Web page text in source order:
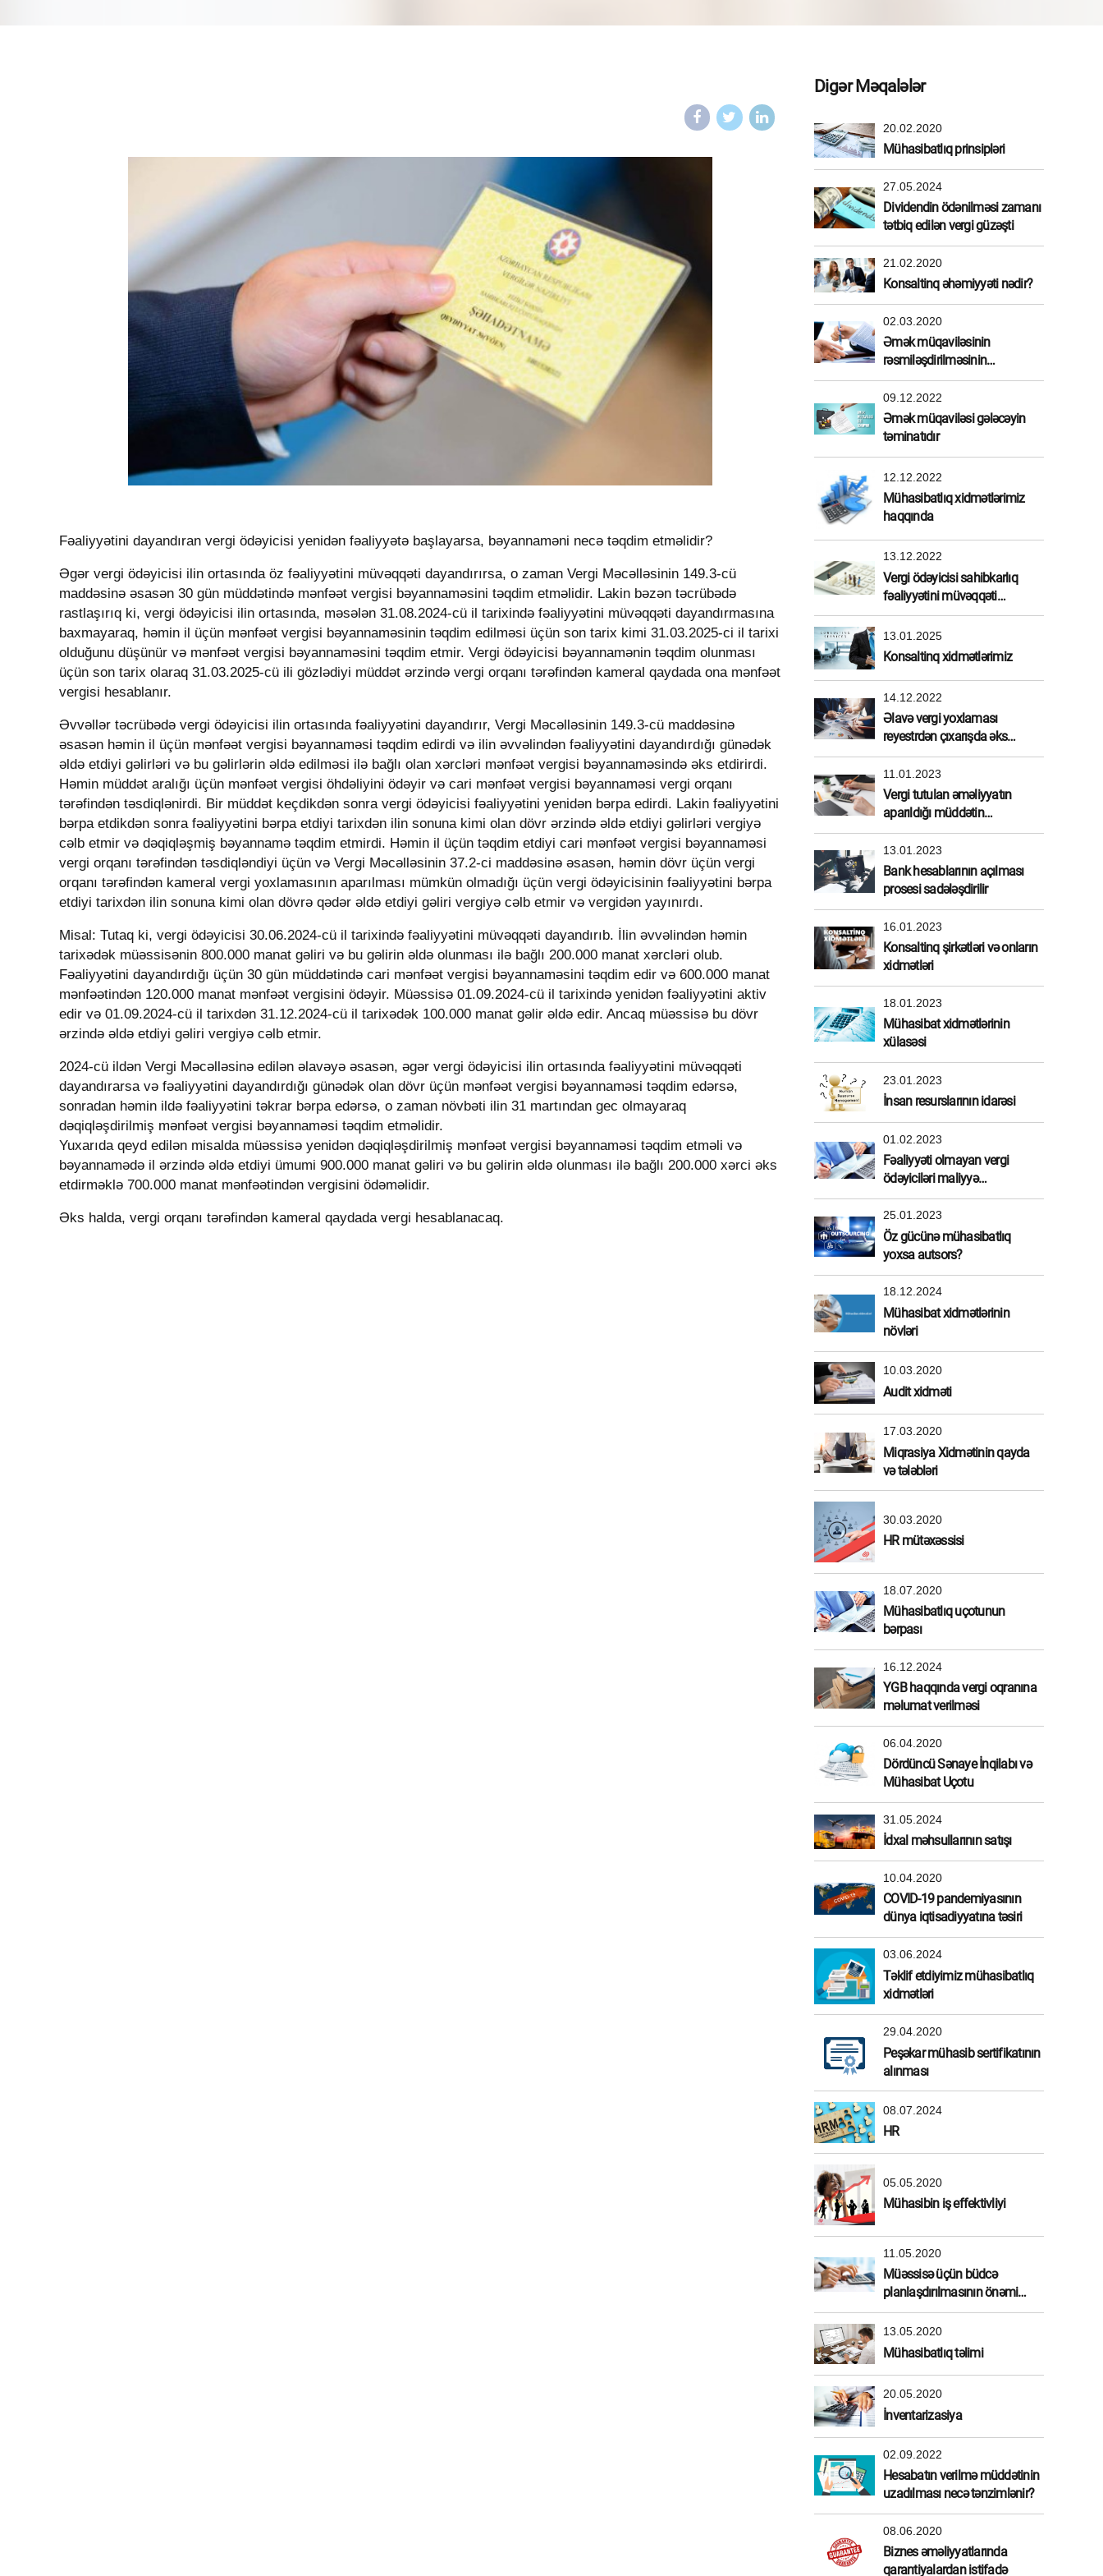
Fəaliyyətini dayandıran vergi ödəyicisi yenidən fəaliyyətə başlayarsa, bəyannaməni necə təqdim etməlidir?
Əgər vergi ödəyicisi ilin ortasında öz fəaliyyətini müvəqqəti dayandırırsa, o zaman Vergi Məcəlləsinin 149.3-cü
maddəsinə əsasən 30 gün müddətində mənfəət vergisi bəyannaməsini təqdim etməlidir. Lakin bəzən təcrübədə
rastlaşırıq ki, vergi ödəyicisi ilin ortasında, məsələn 31.08.2024-cü il tarixində fəaliyyətini müvəqqəti dayandırmasına
baxmayaraq, həmin il üçün mənfəət vergisi bəyannaməsinin təqdim edilməsi üçün son tarix kimi 31.03.2025-ci il tarixi
olduğunu düşünür və mənfəət vergisi bəyannaməsini təqdim etmir. Vergi ödəyicisi bəyannamənin təqdim olunması
üçün son tarix olaraq 31.03.2025-cü ili gözlədiyi müddət ərzində vergi orqanı tərəfindən kameral qaydada ona mənfəət
vergisi hesablanır.
Əvvəllər təcrübədə vergi ödəyicisi ilin ortasında fəaliyyətini dayandırır, Vergi Məcəlləsinin 149.3-cü maddəsinə
əsasən həmin il üçün mənfəət vergisi bəyannaməsi təqdim edirdi və ilin əvvəlindən fəaliyyətini dayandırdığı günədək
əldə etdiyi gəlirləri və bu gəlirlərin əldə edilməsi ilə bağlı olan xərcləri mənfəət vergisi bəyannaməsində əks etdirirdi.
Həmin müddət aralığı üçün mənfəət vergisi öhdəliyini ödəyir və cari mənfəət vergisi bəyannaməsi vergi orqanı
tərəfindən təsdiqlənirdi. Bir müddət keçdikdən sonra vergi ödəyicisi fəaliyyətini yenidən bərpa edirdi. Lakin fəaliyyətini
bərpa etdikdən sonra fəaliyyətini bərpa etdiyi tarixdən ilin sonuna kimi olan dövr ərzində əldə etdiyi gəlirləri vergiyə
cəlb etmir və dəqiqləşmiş bəyannamə təqdim etmirdi. Həmin il üçün təqdim etdiyi cari mənfəət vergisi bəyannaməsi
vergi orqanı tərəfindən təsdiqləndiyi üçün və Vergi Məcəlləsinin 37.2-ci maddəsinə əsasən, həmin dövr üçün vergi
orqanı tərəfindən kameral vergi yoxlamasının aparılması mümkün olmadığı üçün vergi ödəyicisinin fəaliyyətini bərpa
etdiyi tarixdən ilin sonuna kimi olan dövrə qədər əldə etdiyi gəliri vergiyə cəlb etmir və vergidən yayınırdı.
Misal: Tutaq ki, vergi ödəyicisi 30.06.2024-cü il tarixində fəaliyyətini müvəqqəti dayandırıb. İlin əvvəlindən həmin
tarixədək müəssisənin 800.000 manat gəliri və bu gəlirin əldə olunması ilə bağlı 200.000 manat xərcləri olub.
Fəaliyyətini dayandırdığı üçün 30 gün müddətində cari mənfəət vergisi bəyannaməsini təqdim edir və 600.000 manat
mənfəətindən 120.000 manat mənfəət vergisini ödəyir. Müəssisə 01.09.2024-cü il tarixində yenidən fəaliyyətini aktiv
edir və 01.09.2024-cü il tarixdən 31.12.2024-cü il tarixədək 100.000 manat gəlir əldə edir. Ancaq müəssisə bu dövr
ərzində əldə etdiyi gəliri vergiyə cəlb etmir.
2024-cü ildən Vergi Məcəlləsinə edilən əlavəyə əsasən, əgər vergi ödəyicisi ilin ortasında fəaliyyətini müvəqqəti
dayandırarsa və fəaliyyətini dayandırdığı günədək olan dövr üçün mənfəət vergisi bəyannaməsi təqdim edərsə,
sonradan həmin ildə fəaliyyətini təkrar bərpa edərsə, o zaman növbəti ilin 31 martından gec olmayaraq
dəqiqləşdirilmiş mənfəət vergisi bəyannaməsi təqdim etməlidir.
Yuxarıda qeyd edilən misalda müəssisə yenidən dəqiqləşdirilmiş mənfəət vergisi bəyannaməsi təqdim etməli və
bəyannamədə il ərzində əldə etdiyi ümumi 900.000 manat gəliri və bu gəlirin əldə olunması ilə bağlı 200.000 xərci əks
etdirməklə 700.000 manat mənfəətindən vergisini ödəməlidir.
Əks halda, vergi orqanı tərəfindən kameral qaydada vergi hesablanacaq.
Digər Məqalələr
20.02.2020
Mühasibatlıq prinsipləri
27.05.2024
Dividendin ödənilməsi zamanı
tətbiq edilən vergi güzəşti
21.02.2020
Konsaltinq əhəmiyyəti nədir?
02.03.2020
Əmək müqaviləsinin
rəsmiləşdirilməsinin
üstünlükləri
09.12.2022
Əmək müqaviləsi gələcəyin
təminatıdır
12.12.2022
Mühasibatlıq xidmətlərimiz
haqqında
13.12.2022
Vergi ödəyicisi sahibkarlıq
fəaliyyətini müvəqqəti
dayandırdırarsa
13.01.2025
Konsaltinq xidmətlərimiz
14.12.2022
Əlavə vergi yoxlaması
reyestrdən çıxarışda əks
etdirilməlidirmi?
11.01.2023
Vergi tutulan əməliyyatın
aparıldığı müddətin
müəyyənləşdirilməsi
13.01.2023
Bank hesablarının açılması
prosesi sadələşdirilir
16.01.2023
Konsaltinq şirkətləri və onların
xidmətləri
18.01.2023
Mühasibat xidmətlərinin
xülasəsi
23.01.2023
İnsan resurslarının idarəsi
01.02.2023
Fəaliyyəti olmayan vergi
ödəyiciləri maliyyə
sanksiyasından azad edildi
25.01.2023
Öz gücünə mühasibatlıq
yoxsa autsors?
18.12.2024
Mühasibat xidmətlərinin
növləri
10.03.2020
Audit xidməti
17.03.2020
Miqrasiya Xidmətinin qayda
və tələbləri
30.03.2020
HR mütəxəssisi
18.07.2020
Mühasibatlıq uçotunun
bərpası
16.12.2024
YGB haqqında vergi oqranına
məlumat verilməsi
06.04.2020
Dördüncü Sənaye İnqilabı və
Mühasibat Uçotu
31.05.2024
İdxal məhsullarının satışı
10.04.2020
COVID-19 pandemiyasının
dünya iqtisadiyyatına təsiri
03.06.2024
Təklif etdiyimiz mühasibatlıq
xidmətləri
29.04.2020
Peşəkar mühasib sertifikatının
alınması
08.07.2024
HR
05.05.2020
Mühasibin iş effektivliyi
11.05.2020
Müəssisə üçün büdcə
planlaşdırılmasının önəmi
nədir?
13.05.2020
Mühasibatlıq təlimi
20.05.2020
İnventarizasiya
02.09.2022
Hesabatın verilmə müddətinin
uzadılması necə tənzimlənir?
08.06.2020
Biznes əməliyyatlarında
qarantiyalardan istifadə